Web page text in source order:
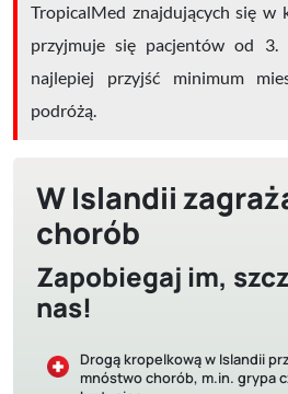
TropicalMed znajdujących się w
przyjmuje się pacjentów od
najlepiej przyjść minimum
podróżą.
W Islandii
chorób
Zapobiegaj im,
nas!
Drogą kropelkową w Islandii
mnóstwo chorób, m.in. grypa